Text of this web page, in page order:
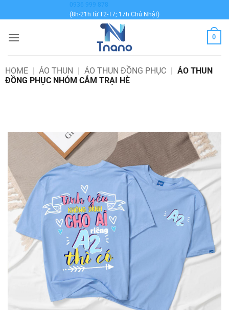
qua
dung
0936 999 878
(8h-21h từ T2-T7; 17h Chủ Nhật)
0
HOME | ÁO THUN | ÁO THUN ĐỒNG PHỤC | ÁO THUN
ĐỒNG PHỤC NHÓM CẮM TRẠI HÈ